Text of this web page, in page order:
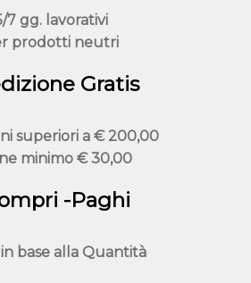
7 gg. lavorativi
prodotti neutri
Gratis
superiori a € 200,00
minimo€ 30,00
-Paghi
base alla Quantità